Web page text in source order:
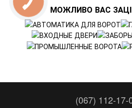
МОЖЛИВО ВАС
(067) 112-17-